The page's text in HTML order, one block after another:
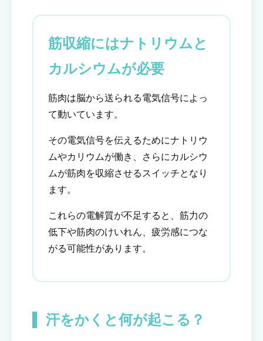
筋収縮にはナトリウムと
カルシウムが必要
筋肉は脳から送られる電気信号によっ
て動いています。
その電気信号を伝えるためにナトリウ
ムやカリウムが働き、さらにカルシウ
ムが筋肉を収縮させるスイッチとなり
ます。
これらの電解質が不足すると、筋力の
低下や筋肉のけいれん、疲労感につな
がる可能性があります。
汗をかくと何が起こる？